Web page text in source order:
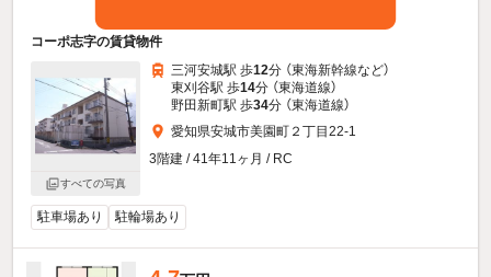
コーポ志字の賃貸物件
すべての写真
三河安城駅 歩12分 （東海新幹線など）
東刈谷駅 歩14分 （東海道線）
野田新町駅 歩34分 （東海道線）
愛知県安城市美園町２丁目22-1
3階建 / 41年11ヶ月 / RC
駐車場あり 駐輪場あり